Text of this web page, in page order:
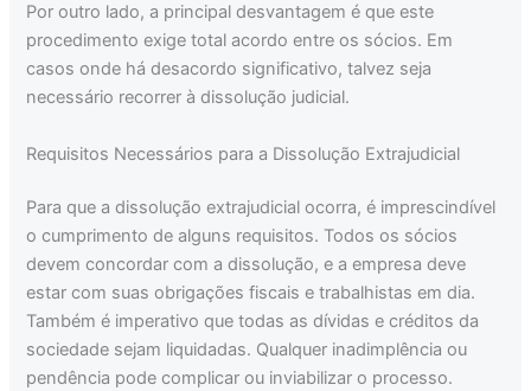
Por outro lado, a principal desvantagem é que este
procedimento exige total acordo entre os sócios. Em
casos onde há desacordo significativo, talvez seja
necessário recorrer à dissolução judicial.
Requisitos Necessários para a Dissolução Extrajudicial
Para que a dissolução extrajudicial ocorra, é imprescindível
o cumprimento de alguns requisitos. Todos os sócios
devem concordar com a dissolução, e a empresa deve
estar com suas obrigações fiscais e trabalhistas em dia.
Também é imperativo que todas as dívidas e créditos da
sociedade sejam liquidadas. Qualquer inadimplência ou
pendência pode complicar ou inviabilizar o processo.